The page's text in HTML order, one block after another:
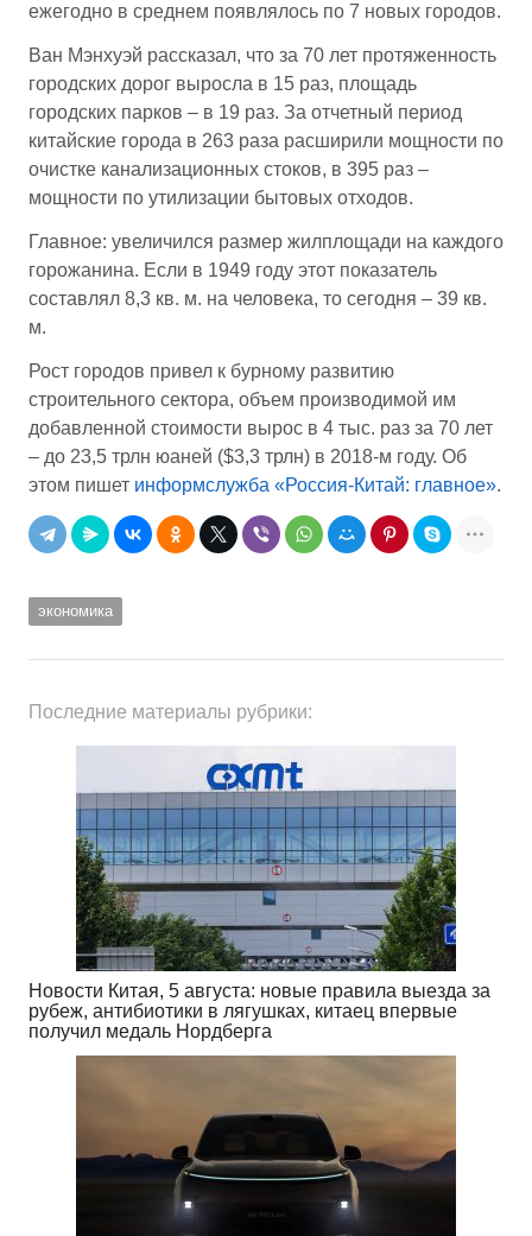
ежегодно в среднем появлялось по 7 новых городов.
Ван Мэнхуэй рассказал, что за 70 лет протяженность
городских дорог выросла в 15 раз, площадь
городских парков – в 19 раз. За отчетный период
китайские города в 263 раза расширили мощности по
очистке канализационных стоков, в 395 раз –
мощности по утилизации бытовых отходов.
Главное: увеличился размер жилплощади на каждого
горожанина. Если в 1949 году этот показатель
составлял 8,3 кв. м. на человека, то сегодня – 39 кв.
м.
Рост городов привел к бурному развитию
строительного сектора, объем производимой им
добавленной стоимости вырос в 4 тыс. раз за 70 лет
– до 23,5 трлн юаней ($3,3 трлн) в 2018-м году. Об
этом пишет информслужба «Россия-Китай: главное».
экономика
Последние материалы рубрики:
Новости Китая, 5 августа: новые правила выезда за
рубеж, антибиотики в лягушках, китаец впервые
получил медаль Нордберга